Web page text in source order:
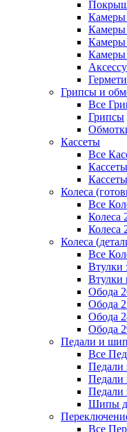
Грипсы и
Все
Грипсы
Кассеты
Все
Колеса
Все
Колеса
Колеса
Колеса
Все
Втулки
Втулки
Обода
Обода
Обода
Обода
Педали и
Все
Педали
Педали
Педали
Шипы
Все